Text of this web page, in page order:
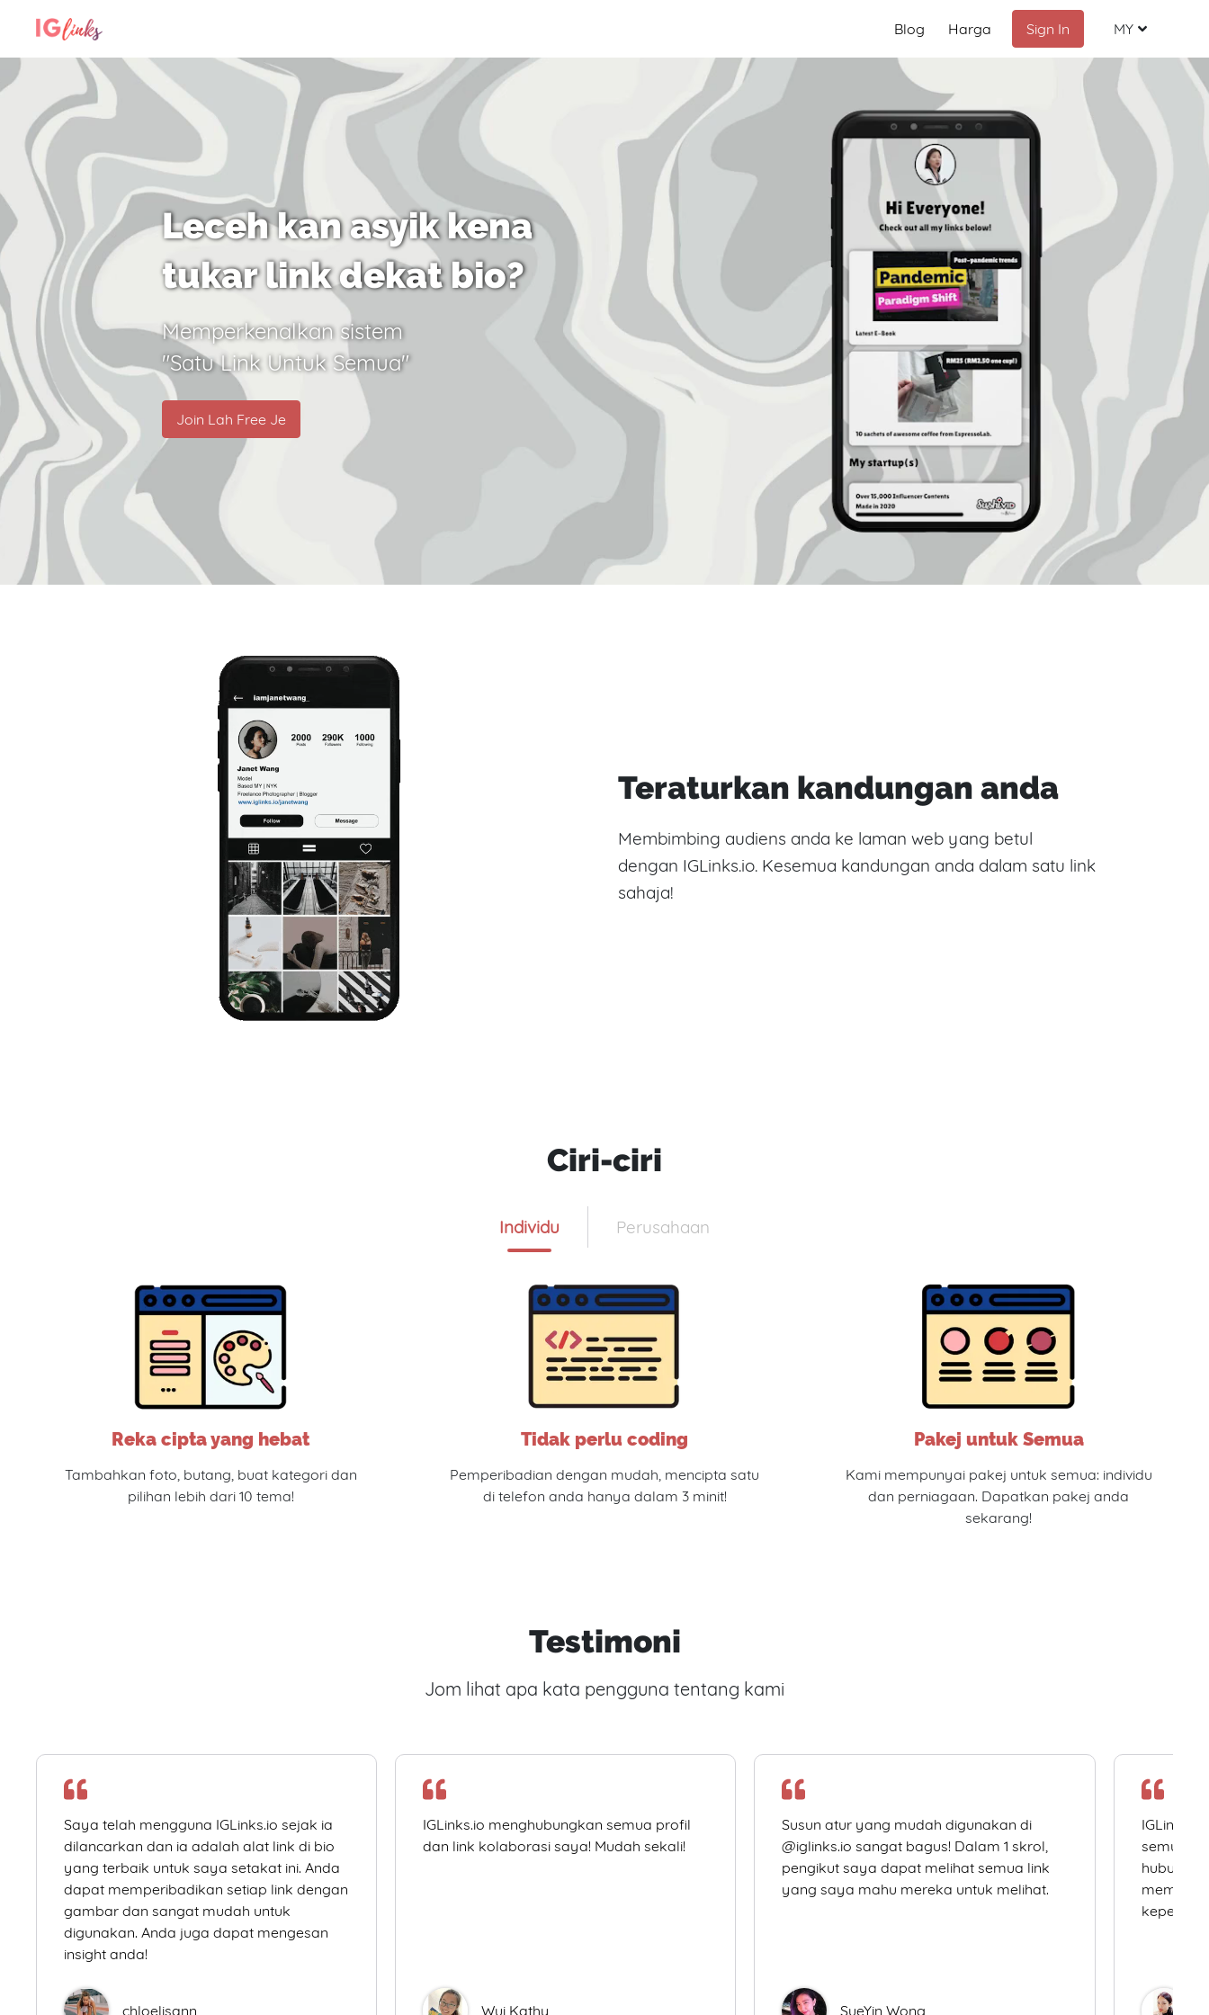
Blog Harga Sign In MY
Malay
English
Chinese
Indonesia
Russian
Leceh kan asyik kena
tukar link dekat bio?
Memperkenalkan sistem
"Satu Link Untuk Semua"
Join Lah Free Je
Teraturkan kandungan anda
Membimbing audiens anda ke laman web yang betul
dengan IGLinks.io. Kesemua kandungan anda dalam satu link
sahaja!
Ciri-ciri
Individu Perusahaan
Reka cipta yang hebat
Tambahkan foto, butang, buat kategori dan
pilihan lebih dari 10 tema!
Tidak perlu coding
Pemperibadian dengan mudah, mencipta satu
di telefon anda hanya dalam 3 minit!
Pakej untuk Semua
Kami mempunyai pakej untuk semua: individu
dan perniagaan. Dapatkan pakej anda
sekarang!
Testimoni
Jom lihat apa kata pengguna tentang kami
Saya telah mengguna IGLinks.io sejak ia
dilancarkan dan ia adalah alat link di bio
yang terbaik untuk saya setakat ini. Anda
dapat memperibadikan setiap link dengan
gambar dan sangat mudah untuk
digunakan. Anda juga dapat mengesan
insight anda!
chloelisann
IGLinks.io menghubungkan semua profil
dan link kolaborasi saya! Mudah sekali!
Wui Kathy
Susun atur yang mudah digunakan di
@iglinks.io sangat bagus! Dalam 1 skrol,
pengikut saya dapat melihat semua link
yang saya mahu mereka untuk melihat.
SueYin Wong
semua